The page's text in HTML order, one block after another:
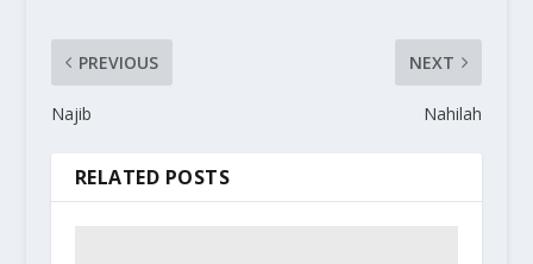
PREVIOUS
Najib
NEXT
Nahilah
RELATED POSTS